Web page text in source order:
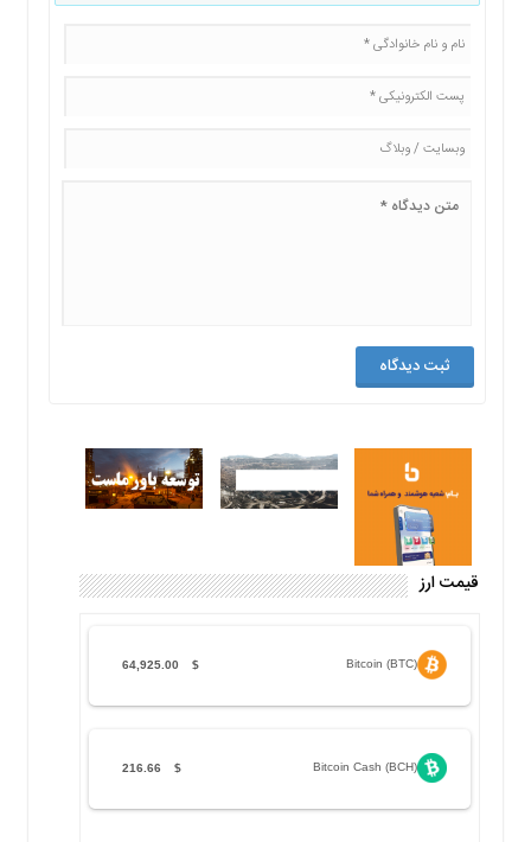
قیمت ارز
Bitcoin (BTC)
$
64,925.00
Bitcoin Cash (BCH)
$
216.66